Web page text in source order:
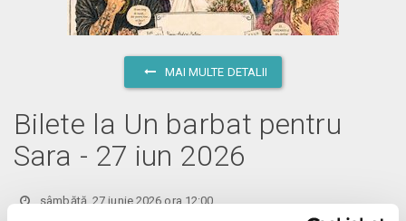
MAI MULTE DETALII
Bilete la Un barbat pentru
Sara - 27 iun 2026
sâmbătă, 27 iunie 2026 ora 12:00